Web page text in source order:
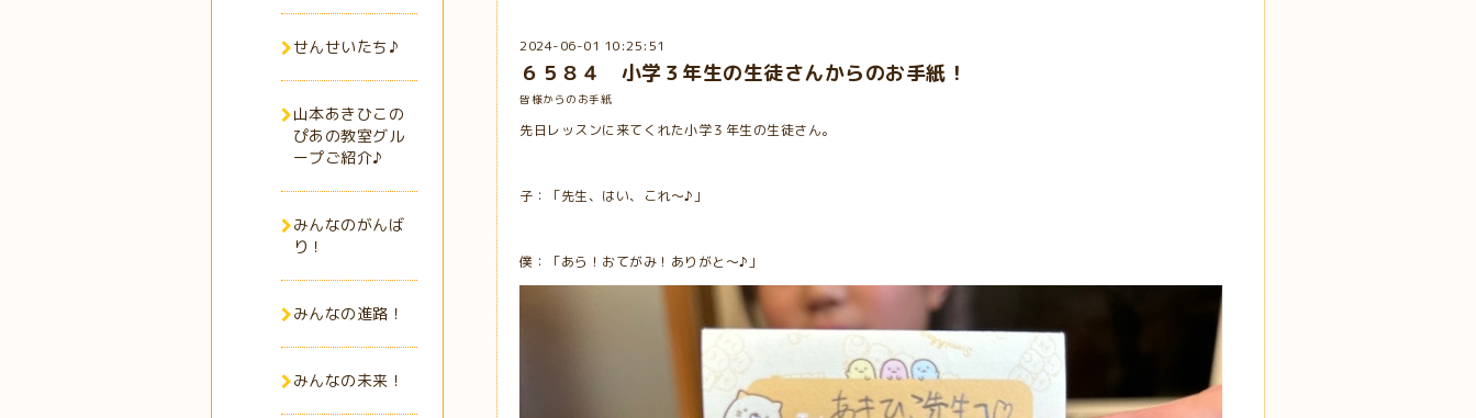
2024-06-01 10:25:51
６５８４ 小学３年生の生徒さんからのお手紙！
皆様からのお手紙
先日レッスンに来てくれた小学３年生の生徒さん。
子：「先生、はい、これ～♪」
僕：「あら！おてがみ！ありがと～♪」
せんせいたち♪
山本あきひこの
ぴあの教室グル
ープご紹介♪
みんなのがんば
り！
みんなの進路！
みんなの未来！